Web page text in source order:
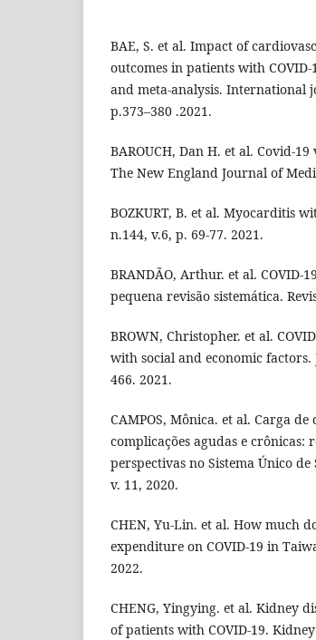
BAE, S. et al. Impact of
outcomes in patients with
and meta-analysis. International
p.373–380 .2021.
BAROUCH, Dan H. et al. Covid-
The New England Journal of
BOZKURT, B. et al. Myocarditis
n.144, v.6, p. 69-77. 2021.
BRANDÃO, Arthur. et al. COVID-
pequena revisão sistemática.
BROWN, Christopher. et al.
with social and economic
466. 2021.
CAMPOS, Mônica. et al. Carga de
complicações agudas e crônicas:
perspectivas no Sistema Único
v. 11, 2020.
CHEN, Yu-Lin. et al. How much
expenditure on COVID-19 in
2022.
CHENG, Yingying. et al. Kidney
of patients with COVID-19.